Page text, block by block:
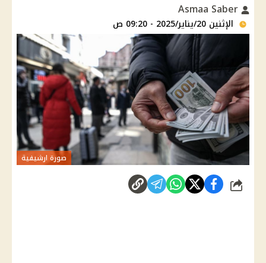
الإثنين 20/يناير/2025 - 09:20 ص
صورة ارشيفية
شارك